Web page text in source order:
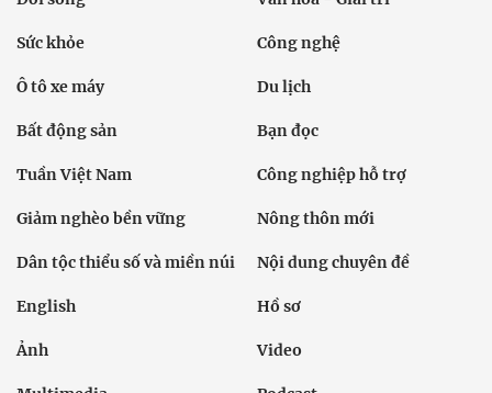
Sức khỏe Công nghệ
Ô tô xe máy Du lịch
Bất động sản Bạn đọc
Tuần Việt Nam Công nghiệp hỗ trợ
Giảm nghèo bền vững Nông thôn mới
Dân tộc thiểu số và miền núi Nội dung chuyên đề
English Hồ sơ
Ảnh Video